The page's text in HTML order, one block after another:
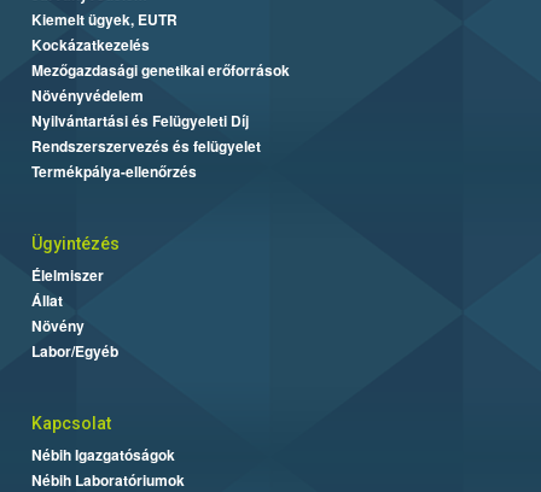
Kiemelt ügyek, EUTR
Kockázatkezelés
Mezőgazdasági genetikai erőforrások
Növényvédelem
Nyilvántartási és Felügyeleti Díj
Rendszerszervezés és felügyelet
Termékpálya-ellenőrzés
Ügyintézés
Élelmiszer
Állat
Növény
Labor/Egyéb
Kapcsolat
Nébih Igazgatóságok
Nébih Laboratóriumok